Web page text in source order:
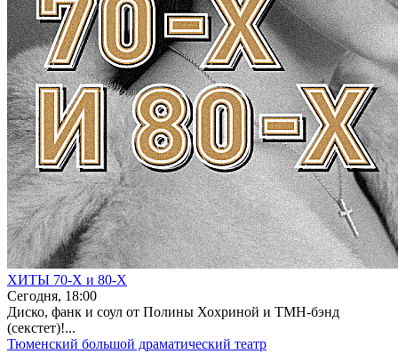
ХИТЫ 70-Х и 80-Х
Сегодня, 18:00
Диско, фанк и соул от Полины Хохриной и ТМН-бэнд
(секстет)!...
Тюменский большой драматический театр